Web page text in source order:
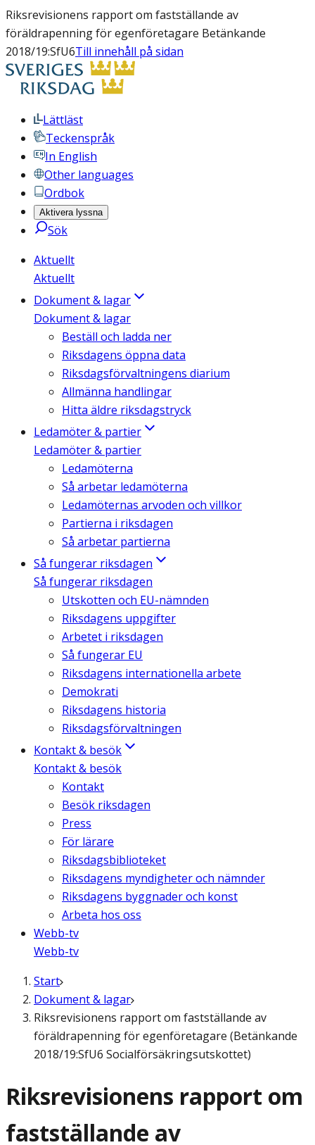
Riksrevisionens rapport om fastställande av
föräldrapenning för egenföretagare Betänkande
2018/19:SfU6Till innehåll på sidan
Lättläst
Teckenspråk
In English
Other languages
Ordbok
Aktivera lyssna
Sök
Aktuellt
Aktuellt
Dokument & lagar
Dokument & lagar
Beställ och ladda ner
Riksdagens öppna data
Riksdagsförvaltningens diarium
Allmänna handlingar
Hitta äldre riksdagstryck
Ledamöter & partier
Ledamöter & partier
Ledamöterna
Så arbetar ledamöterna
Ledamöternas arvoden och villkor
Partierna i riksdagen
Så arbetar partierna
Så fungerar riksdagen
Så fungerar riksdagen
Utskotten och EU-nämnden
Riksdagens uppgifter
Arbetet i riksdagen
Så fungerar EU
Riksdagens internationella arbete
Demokrati
Riksdagens historia
Riksdagsförvaltningen
Kontakt & besök
Kontakt & besök
Kontakt
Besök riksdagen
Press
För lärare
Riksdagsbiblioteket
Riksdagens myndigheter och nämnder
Riksdagens byggnader och konst
Arbeta hos oss
Webb-tv
Webb-tv
Start
Dokument & lagar
Riksrevisionens rapport om fastställande av
föräldrapenning för egenföretagare (Betänkande
2018/19:SfU6 Socialförsäkringsutskottet)
Riksrevisionens rapport om
fastställande av